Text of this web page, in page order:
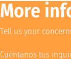
More
Tell us your
Cuéntanos tus